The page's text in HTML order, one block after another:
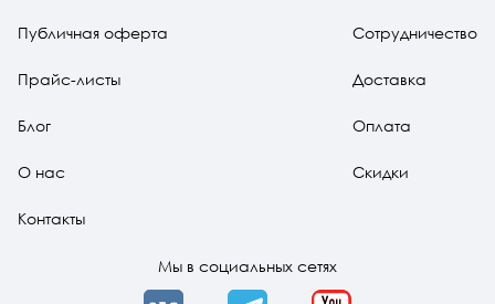
Публичная оферта
Прайс-листы
Блог
О нас
Контакты
Сотрудничество
Доставка
Оплата
Скидки
Мы в социальных сетях